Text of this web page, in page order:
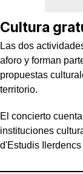
Cultura
Las dos
aforo y forman
propuestas
territorio.
El concierto
instituciones
d'Estudis